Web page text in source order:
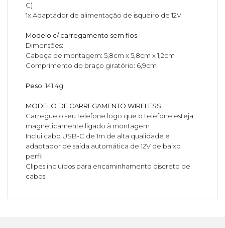
C)
1x Adaptador de alimentação de isqueiro de 12V
Modelo c/ carregamento sem fios
Dimensões:
Cabeça de montagem: 5,8cm x 5,8cm x 1,2cm
Comprimento do braço giratório: 6,9cm
Peso:141,4g
MODELO DE CARREGAMENTO WIRELESS
Carregue o seu telefone logo que o telefone esteja
magneticamente ligado à montagem
Inclui cabo USB-C de 1m de alta qualidade e
adaptador de saída automática de 12V de baixo
perfil
Clipes incluídos para encaminhamento discreto de
cabos